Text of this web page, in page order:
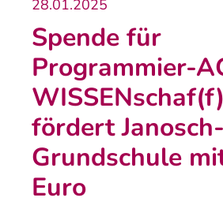
28.01.2025
Spende für
Programmier-
fördert Janosch-
Grundschule
Euro